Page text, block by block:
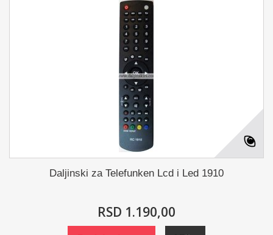
Daljinski za Telefunken Lcd i Led 1910
RSD 1.190,00